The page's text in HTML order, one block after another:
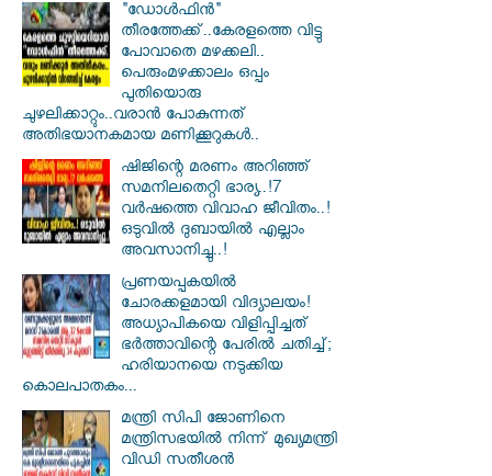
"ഡോൾഫിൻ"
തീരത്തേക്ക്..കേരളത്തെ വിട്ടു
പോവാതെ മഴക്കലി..
പെരുംമഴക്കാലം ഒപ്പം
പുതിയൊരു
ചുഴലിക്കാറ്റും..വരാൻ പോകുന്നത്
അതിഭയാനകമായ മണിക്കൂറുകൾ..
ഷിജിന്റെ മരണം അറിഞ്ഞ്
സമനിലതെറ്റി ഭാര്യ..!7
വർഷത്തെ വിവാഹ ജീവിതം..!
ഒടുവിൽ ദുബായിൽ എല്ലാം
അവസാനിച്ചു..!
പ്രണയപ്പകയിൽ
ചോരക്കളമായി വിദ്യാലയം!
അധ്യാപികയെ വിളിപ്പിച്ചത്
ഭർത്താവിന്റെ പേരിൽ ചതിച്ച്;
ഹരിയാനയെ നടുക്കിയ
കൊലപാതകം...
മന്ത്രി സിപി ജോണിനെ
മന്ത്രിസഭയില്‍ നിന്ന് മുഖ്യമന്ത്രി
വിഡി സതീശന്‍